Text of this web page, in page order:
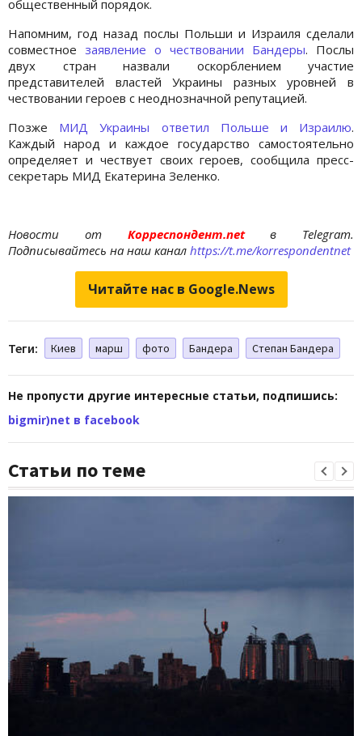
общественный порядок.
Напомним, год назад послы Польши и Израиля сделали
совместное заявление о чествовании Бандеры. Послы
двух стран назвали оскорблением участие
представителей властей Украины разных уровней в
чествовании героев с неоднозначной репутацией.
Позже МИД Украины ответил Польше и Израилю.
Каждый народ и каждое государство самостоятельно
определяет и чествует своих героев, сообщила пресс-
секретарь МИД Екатерина Зеленко.
Новости отКорреспондент.netв Telegram.
Подписывайтесь на наш канал https://t.me/korrespondentnet
Читайте нас в Google.News
Теги: Киев марш фото Бандера Степан Бандера
Не пропусти другие интересные статьи, подпишись:
bigmir)net в facebook
Статьи по теме